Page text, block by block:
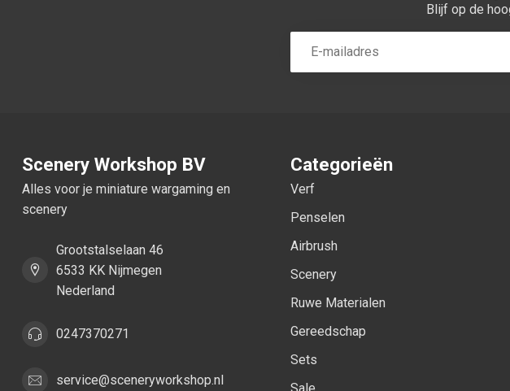
Blijf op de
Scenery Workshop BV
Alles voor je miniature wargaming en
scenery
Grootstalselaan 46
6533 KK Nijmegen
Nederland
0247370271
service@sceneryworkshop.nl
Categorieën
Verf
Penselen
Airbrush
Scenery
Ruwe Materialen
Gereedschap
Sets
Sale